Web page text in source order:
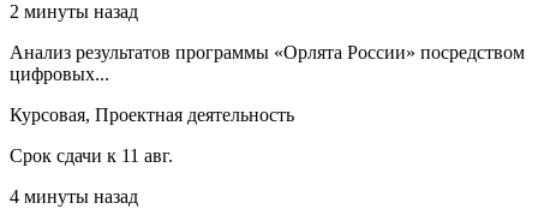
2 минуты назад
Анализ результатов программы «Орлята России» посредством
цифровых...
Курсовая, Проектная деятельность
Срок сдачи к 11 авг.
4 минуты назад